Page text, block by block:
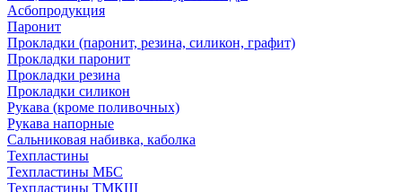
Асбопродукция
Паронит
Прокладки (паронит, резина, силикон, графит)
Прокладки паронит
Прокладки резина
Прокладки силикон
Рукава (кроме поливочных)
Рукава напорные
Сальниковая набивка, каболка
Техпластины
Техпластины МБС
Техпластины ТМКЩ